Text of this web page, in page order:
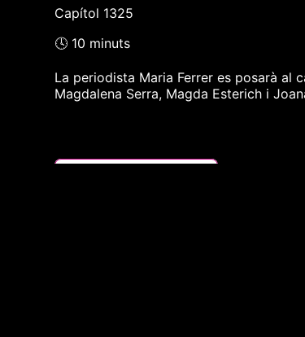
Capítol 1325
🕓 10 minuts
La periodista Maria Ferrer es posarà al
Magdalena Serra, Magda Esterich i